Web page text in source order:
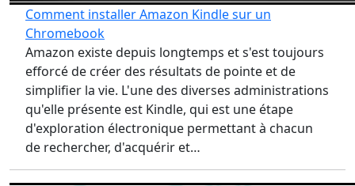
Comment installer Amazon Kindle sur un
Chromebook
Amazon existe depuis longtemps et s'est toujours
efforcé de créer des résultats de pointe et de
simplifier la vie. L'une des diverses administrations
qu'elle présente est Kindle, qui est une étape
d'exploration électronique permettant à chacun
de rechercher, d'acquérir et…